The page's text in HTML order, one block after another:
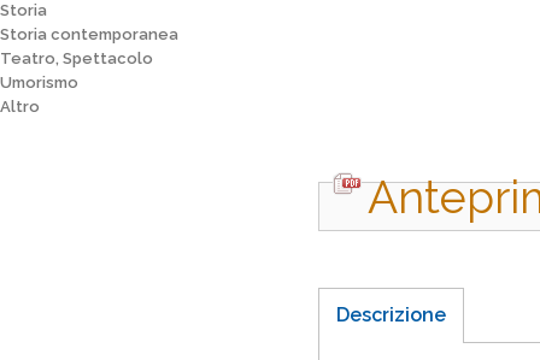
Storia
Storia contemporanea
Teatro, Spettacolo
Umorismo
Altro
Descrizione